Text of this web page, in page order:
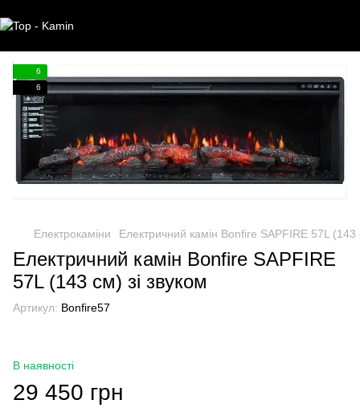
6
6
Електрокаміни Електричний камін Bonfire SAPFIRE 57L (143
Електричний камін Bonfire SAPFIRE
57L (143 см) зі звуком
Артикул: Bonfire57
В наявності
29 450 грн